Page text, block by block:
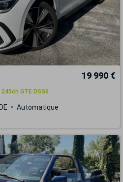
19 990 €
245ch GTE DSG6
Automatique